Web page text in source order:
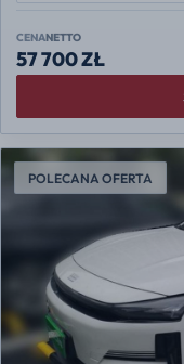
CENANETTO
57 700 ZŁ
POLECANA OFERTA